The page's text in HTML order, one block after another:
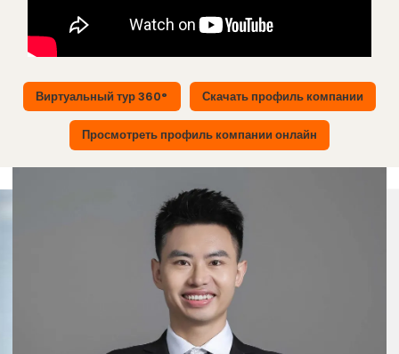
Виртуальный тур 360° Скачать профиль компании
Просмотреть профиль компании онлайн